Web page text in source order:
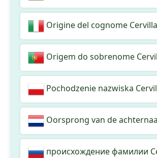
Origine del cognome Cervilla
Origem do sobrenome
Pochodzenie nazwiska
Oorsprong van de
происхождение фамилии